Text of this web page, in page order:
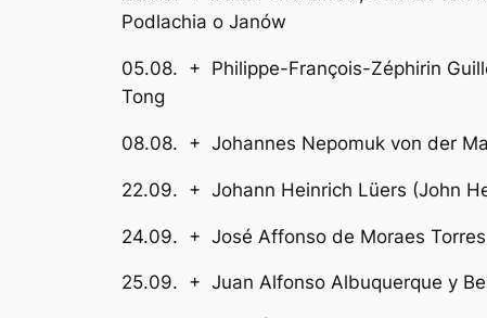
Podlachia o Janów
05.08. + Philippe-François-Zéphirin
Tong
08.08. + Johannes Nepomuk von der
22.09. + Johann Heinrich Lüers (John
24.09. + José Affonso de Moraes
25.09. + Juan Alfonso